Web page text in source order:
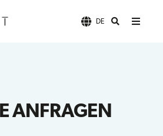
DE
ANFRAGEN